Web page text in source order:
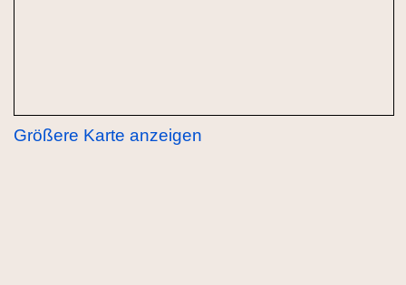
Größere Karte anzeigen